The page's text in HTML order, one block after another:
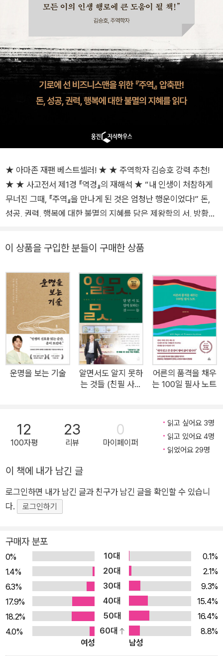
★ 아마존 재팬 베스트셀러! ★ ★ 주역학자 김승호 강력 추천!
★ ★ 사고전서 제1경 『역경』의 재해석 ★ “내 인생이 처참하게
무너진 그때, 『주역』을 만나게 된 것은 엄청난 행운이었다!” 돈,
성공, 권력, 행복에 대한 불멸의 지혜를 담은 제왕학의 서, 방황하
제왕들이 재력과 권력을 총동원해 모든 부와 운(運)의 질서를 압
기까지 시대와 국적을 막론하고 수많은 시대의 거인들이 3,000
년 넘게 동양 최고의 경전이자 삶의 전략서로 삼았다. 일본의 『주
역』 커뮤니케이터이자 리더십 코치로 활동하는 저자 오구라 고이
치는 탄탄대로였던 인생이 처참하게 무너진 순간 『주역』을 만났
다. 『주역』 64괘의 의미와 가르침을 깨닫고 삶에 직접 적용하자
평범한 직장인에 불과했던 그의 인생관은 송두리째 뒤바뀌었다.
이 과정에서 『주역』이 전하는 진리를 현대인의 부와 성공에 접목
하는 통찰을 얻었고, 이를 효과적으로 활용하는 심리·철학·경영
이론을 총망라해 신간 『거인들은 주역에서 답을 찾는다』에 집약
4괘에서 얻는 인사이트, 시대를 이끈 위대한 구루(guru)들의 명
언으로 이해하는 인생의 진리, 퍼실리테이션(facilitation), 퍼포
하다. 이 책이 인생의 기로에 선 비즈니스맨들에게 인생의 축을
세우고 부와 운을 끌어들이는 강력한 인사이트를 건네줄 것이다.
“동양 최고의 경전 『주역』은 위기에 빠진 삶을 어떻게 바로 세우
는가!” — 주도적으로 부와 운을 쟁취하고 싶은 당신을 위한 거대
장군. 그는 전쟁을 앞두고 『주역』 이론에 기반을 둔 역점(易占)을
쳐서 다가올 일을 예측하고 대비했다. 이순신뿐 아니라 공자, 이
나모리 가즈오까지 시대와 공간을 초월해 수많은 거인들은 『주
역』을 통해 세상의 이치를 되새기고 닥쳐올 위험을 이겨내는 힘
을 얻었다. 신간 『거인들은 주역에서 답을 찾는다』를 펴낸 저자
오구라 고이치 또한 마찬가지다. 대기업에서 촉망받는 인재로 탄
탄대로를 걷던 그의 인생은 대형 프로젝트 실패와 함께 한순간에
무너졌다. 인생의 방향을 잃은 순간, 그는 일본의 대표적인 『주
이 상품을 구입한 분들이 구매한 상품
운명을 보는 기술
알면서도 알지 못하
는 것들 (친필 사인
어른의 품격을 채우
는 100일 필사 노트
12
100자평
23
리뷰
0
마이페이퍼
읽고 싶어요 3명
읽고 있어요 4명
읽었어요 29명
이 책에 내가 남긴 글
로그인하면 내가 남긴 글과 친구가 남긴 글을 확인할 수 있습니
다.
로그인하기
구매자 분포
0% 10대
0.1%
1.4%
20대
2.1%
6.3%
30대
9.3%
17.9%
40대
15.4%
18.2%
50대
16.4%
4.0%
60대
8.8%
여성
남성